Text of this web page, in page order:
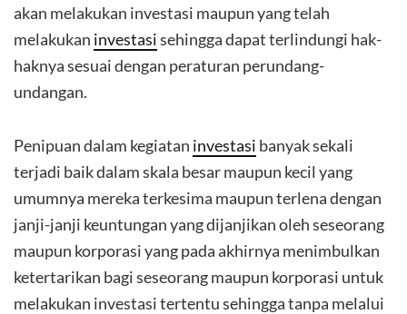
akan melakukan investasi maupun yang telah
melakukan investasisehingga dapat terlindungi hak-
haknya sesuai dengan peraturan perundang-
undangan.
Penipuan dalam kegiatan investasi banyak sekali
terjadi baik dalam skala besar maupun kecil yang
umumnya mereka terkesima maupun terlena dengan
janji-janji keuntungan yang dijanjikan oleh seseorang
maupun korporasi yang pada akhirnya menimbulkan
ketertarikan bagi seseorang maupun korporasi untuk
melakukan investasi tertentu sehingga tanpa melalui